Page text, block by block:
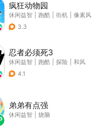
疯狂动物园
休闲益智 跑酷 街机
像素风
3.3
忍者必须死3
休闲益智 跑酷 探险
和风
4.1
弟弟有点强
休闲益智 烧脑